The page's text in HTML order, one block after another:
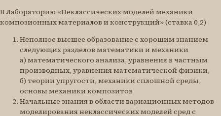
В Лабораторию «Неклассических моделей механики
композионных материалов и конструкций» (ставка 0,2)
Неполное высшее образование с хорошим знанием
следующих разделов математики и механики
а) математического анализа, уравнения в частным
производных, уравнения математической физики,
б) теории упругости, механики сплошной среды,
основы механики композитов
Начальные знания в области вариационных методов
моделирования неклассических моделей сред с